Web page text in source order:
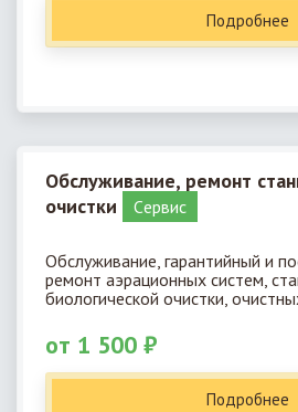
Подробнее
Обслуживание, ремонт
очистки
Cервис
Обслуживание, гарантийный и
ремонт аэрационных систем,
биологической очистки,
от 1 500 ₽
Подробнее